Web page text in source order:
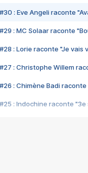
#30 : Eve Angeli raconte
#29 : MC Solaar raconte
#28 : Lorie raconte "Je vais
#27 : Christophe Willem
#26 : Chimène Badi
#25 : Indochine raconte "3e